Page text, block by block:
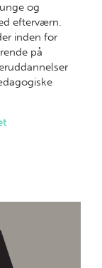
og
efterværn.
inden for
på